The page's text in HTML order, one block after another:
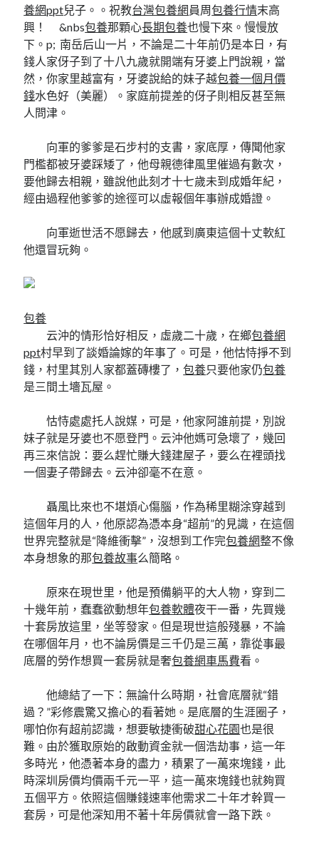
養網ppt兒子。。祝教台灣包養網員周包養行情末高
興！ &nbs包養那顆心長期包養也慢下來。慢慢放
下。p; 南岳后山一片，不論是二十年前仍是本日，有
錢人家伢子到了十八九歲就開端有牙婆上門說親，當
然，你家里越富有，牙婆說給的妹子越包養一個月價
錢水色好（美麗）。家庭前提差的伢子則相反甚至無
人問津。
向軍的爹爹是石步村的支書，家底厚，傳聞他家
門檻都被牙婆踩矮了，他母親德律風里催過有數次，
要他歸去相親，雖說他此刻才十七歲未到成婚年紀，
經由過程他爹爹的途徑可以虛報個年事辦成婚證。
向軍逝世活不愿歸去，他感到廣東這個十丈軟紅
他還冒玩夠。
包養
云沖的情形恰好相反，虛歲二十歲，在鄉包養網
ppt村早到了談婚論嫁的年事了。可是，他怙恃掙不到
錢，村里其別人家都蓋磚樓了，包養只要他家仍包養
是三間土墻瓦屋。
怙恃處處托人說媒，可是，他家阿誰前提，別說
妹子就是牙婆也不愿登門。云沖他媽可急壞了，幾回
再三來信說：要么趕忙賺大錢建屋子，要么在裡頭找
一個妻子帶歸去。云沖卻毫不在意。
聶風比來也不堪煩心傷腦，作為稀里糊涂穿越到
這個年月的人，他原認為憑本身“超前”的見識，在這個
世界完整就是“降維衝擊”，沒想到工作完包養網整不像
本身想象的那包養故事么簡略。
原來在現世里，他是預備躺平的大人物，穿到二
十幾年前，蠢蠢欲動想年包養軟體夜干一番，先買幾
十套房放這里，坐等發家。但是現世這般殘暴，不論
在哪個年月，也不論房價是三千仍是三萬，靠從事最
底層的勞作想買一套房就是奢包養網車馬費看。
他總結了一下：無論什么時期，社會底層就“錯
過？”彩修震驚又擔心的看著她。是底層的生涯圈子，
哪怕你有超前認識，想要敏捷衝破甜心花園也是很
難。由於獲取原始的啟動資金就一個浩劫事，這一年
多時光，他憑著本身的盡力，積累了一萬來塊錢，此
時深圳房價均價兩千元一平，這一萬來塊錢也就夠買
五個平方。依照這個賺錢速率他需求二十年才幹買一
套房，可是他深知用不著十年房價就會一路下跌。